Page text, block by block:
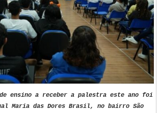
ensino a receber a palestra este ano foi
Maria das Dores Brasil, no bairro São